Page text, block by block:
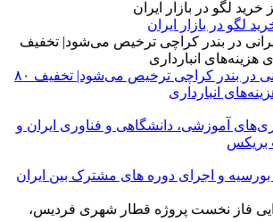
لگو در بازار ایران
کانتینرهای ایرانی در بندر کراچی ترخیص می‌شود| تخفیف ۸۰
انبارداری
آموزشی، دانشگاهی و فناوری ایران و
بریکس
و اجرای دوره های مشترک بین ایران